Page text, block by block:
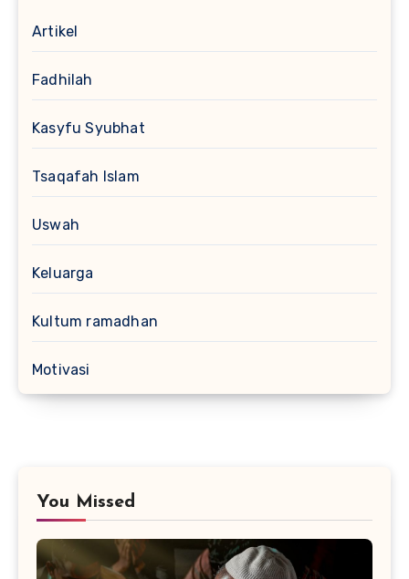
Artikel
Fadhilah
Kasyfu Syubhat
Tsaqafah Islam
Uswah
Keluarga
Kultum ramadhan
Motivasi
You Missed